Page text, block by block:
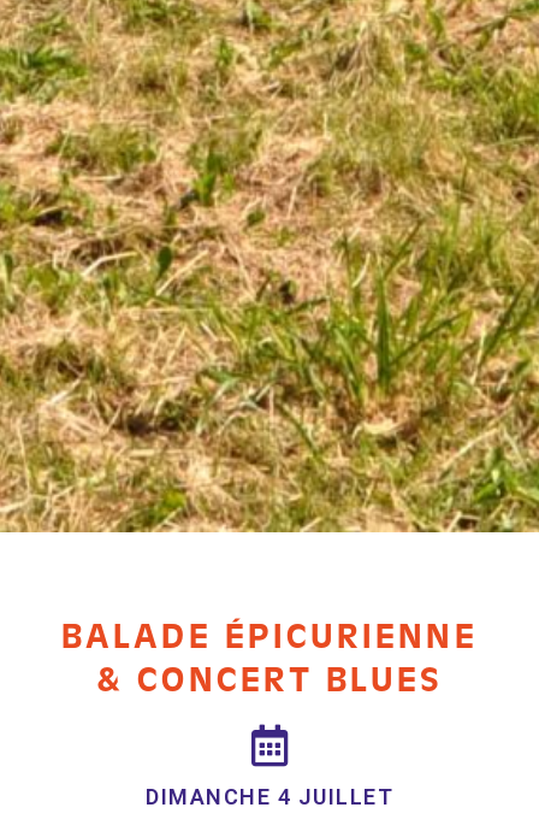
BALADE ÉPICURIENNE
& CONCERT BLUES
DIMANCHE 4 JUILLET